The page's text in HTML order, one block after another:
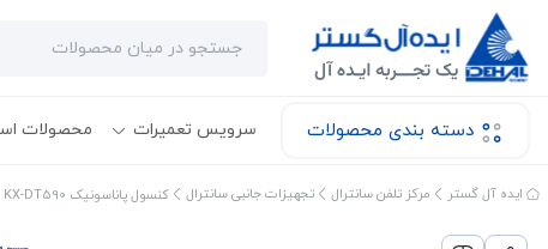
دسته بندی محصولات سرویس تعمیرات محصولات
ایده آل گستر مرکز تلفن سانترال تجهیزات جانبی سانترال کنسول پاناسونیک KX-DT590